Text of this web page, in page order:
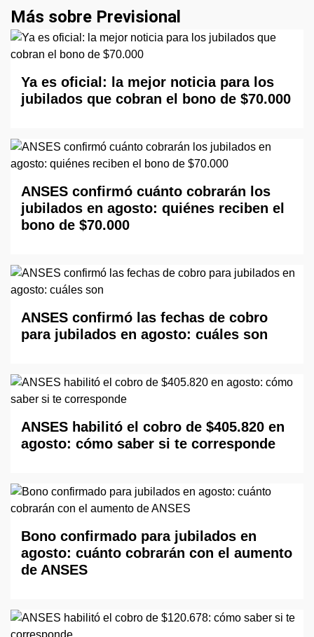
Más sobre Previsional
Ya es oficial: la mejor noticia para los
jubilados que cobran el bono de $70.000
ANSES confirmó cuánto cobrarán los
jubilados en agosto: quiénes reciben el
bono de $70.000
ANSES confirmó las fechas de cobro
para jubilados en agosto: cuáles son
ANSES habilitó el cobro de $405.820 en
agosto: cómo saber si te corresponde
Bono confirmado para jubilados en
agosto: cuánto cobrarán con el aumento
de ANSES